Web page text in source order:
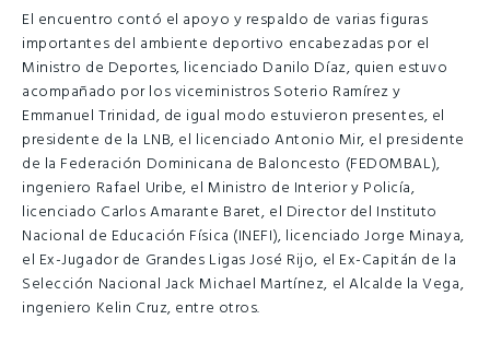
El encuentro contó el apoyo y respaldo de varias figuras
importantes del ambiente deportivo encabezadas por el
Ministro de Deportes, licenciado Danilo Díaz, quien estuvo
acompañado por los viceministros Soterio Ramírez y
Emmanuel Trinidad, de igual modo estuvieron presentes, el
presidente de la LNB, el licenciado Antonio Mir, el presidente
de la Federación Dominicana de Baloncesto (FEDOMBAL),
ingeniero Rafael Uribe, el Ministro de Interior y Policía,
licenciado Carlos Amarante Baret, el Director del Instituto
Nacional de Educación Física (INEFI), licenciado Jorge Minaya,
el Ex-Jugador de Grandes Ligas José Rijo, el Ex-Capitán de la
Selección Nacional Jack Michael Martínez, el Alcalde la Vega,
ingeniero Kelin Cruz, entre otros.